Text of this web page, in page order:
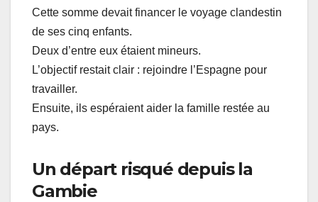
Cette somme devait financer le voyage clandestin
de ses cinq enfants.
Deux d’entre eux étaient mineurs.
L’objectif restait clair : rejoindre l’Espagne pour
travailler.
Ensuite, ils espéraient aider la famille restée au
pays.
Un départ risqué depuis la
Gambie